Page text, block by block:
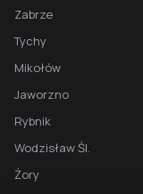
Zabrze
Tychy
Mikołów
Jaworzno
Rybnik
Wodzisław Śl.
Żory